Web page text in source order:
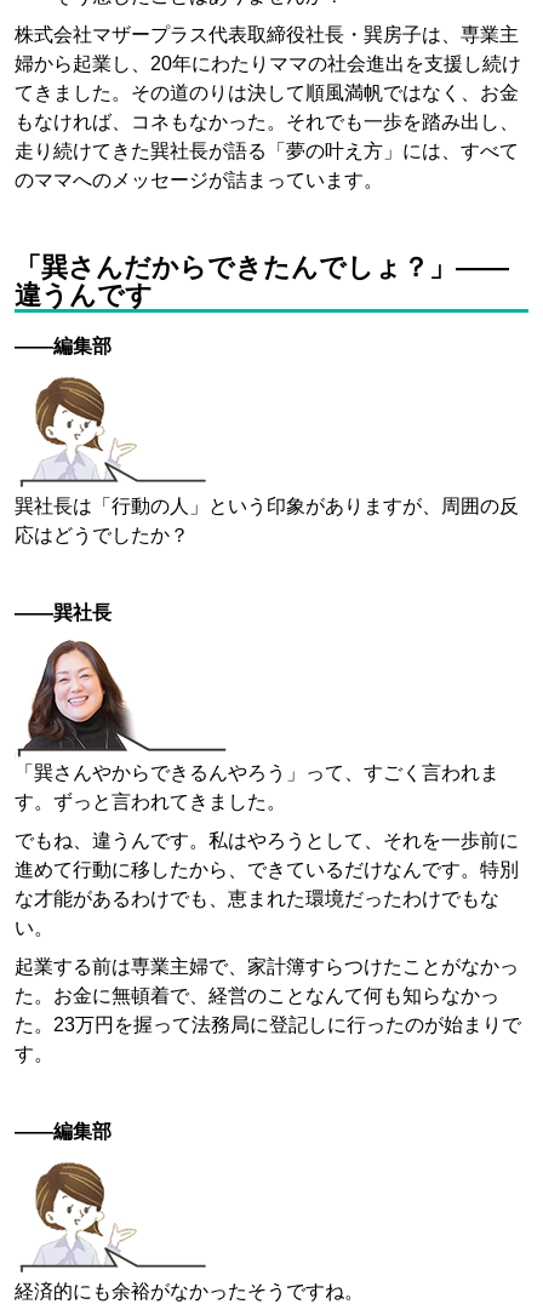
株式会社マザープラス代表取締役社長・巽房子は、専業主
婦から起業し、20年にわたりママの社会進出を支援し続け
てきました。その道のりは決して順風満帆ではなく、お金
もなければ、コネもなかった。それでも一歩を踏み出し、
走り続けてきた巽社長が語る「夢の叶え方」には、すべて
のママへのメッセージが詰まっています。
「巽さんだからできたんでしょ？」——
違うんです
——編集部
巽社長は「行動の人」という印象がありますが、周囲の反
応はどうでしたか？
——巽社長
「巽さんやからできるんやろう」って、すごく言われま
す。ずっと言われてきました。
でもね、違うんです。私はやろうとして、それを一歩前に
進めて行動に移したから、できているだけなんです。特別
な才能があるわけでも、恵まれた環境だったわけでもな
い。
起業する前は専業主婦で、家計簿すらつけたことがなかっ
た。お金に無頓着で、経営のことなんて何も知らなかっ
た。23万円を握って法務局に登記しに行ったのが始まりで
す。
——編集部
経済的にも余裕がなかったそうですね。